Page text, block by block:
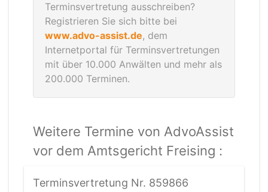
Terminsvertretung ausschreiben?
Registrieren Sie sich bitte bei
www.advo-assist.de, dem
Internetportal für Terminsvertretungen
mit über 10.000 Anwälten und mehr als
200.000 Terminen.
Weitere Termine von AdvoAssist
vor dem Amtsgericht Freising :
Terminsvertretung Nr. 859866